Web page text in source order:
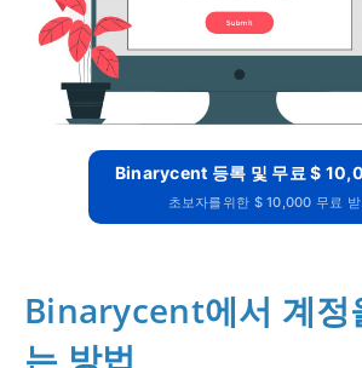
Binarycent 등록 및 무료 $
초보자를위한 $ 10,000 무료 받
Binarycent에서 계정
는 방법